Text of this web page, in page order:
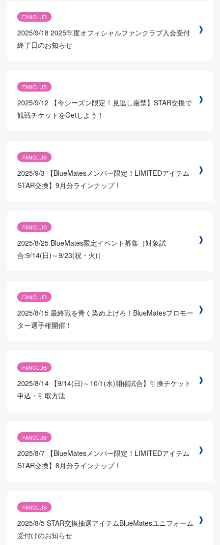
FANCLUB
2025/9/18 2025年度オフィシャルファンクラブ入会受付
終了日のお知らせ
FANCLUB
2025/9/12
【今シーズン限定！見逃し厳禁】STAR交換で
観戦チケットをGetしよう！
FANCLUB
2025/9/3
【BlueMatesメンバー限定！LIMITEDアイテム
STAR交換】9月分ラインナップ！
FANCLUB
2025/8/25 BlueMates限定イベント募集［対象試
合:9/14(日)～9/23(祝・火)］
FANCLUB
2025/8/15 最終戦を青く染め上げろ！BlueMatesプロモー
ター選手権開催！
FANCLUB
2025/8/14 【9/14(日)～10/1(水)開催試合】引換チケット
申込・引取方法
FANCLUB
2025/8/7 【BlueMatesメンバー限定！LIMITEDアイテム
STAR交換】8月分ラインナップ！
FANCLUB
2025/8/5 STAR交換抽選アイテムBlueMatesユニフォーム
受付けのお知らせ